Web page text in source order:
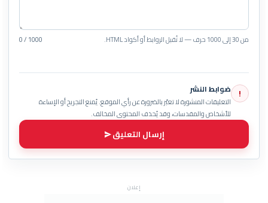
من 30 إلى 1000 حرف — لا تُقبل الروابط أو أكواد HTML. 0 / 1000
! ضوابط النشر
التعليقات المنشورة لا تعبّر بالضرورة عن رأي الموقع. يُمنع التجريح أو الإساءة
للأشخاص والمقدسات، وقد يُحذف المحتوى المخالف.
إرسال التعليق
إعلان